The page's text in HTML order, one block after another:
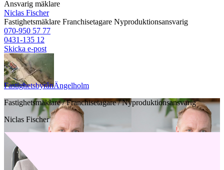
Ansvarig mäklare
Niclas Fischer
Fastighetsmäklare Franchisetagare Nyproduktionsansvarig
070-950 57 77
0431-135 12
Skicka e-post
FastighetsbyrånÄngelholm
Fastighetsmäklare / Franchisetagare / Nyproduktionsansvarig
Niclas Fischer